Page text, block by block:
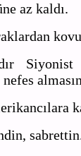
az kaldı.